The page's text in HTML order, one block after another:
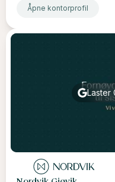
Åpne kontorprofil
Laster